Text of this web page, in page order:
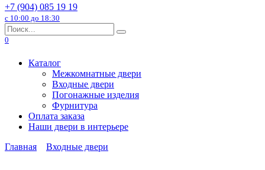
+7 (904) 085 19 19
с 10:00 до 18:30
Search
for:
0
Каталог
Межкомнатные двери
Входные двери
Погонажные изделия
Фурнитура
Оплата заказа
Наши двери в интерьере
Главная
Входные двери